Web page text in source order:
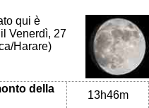
qui è
Venerdì, 27
Harare)
della
13h46m